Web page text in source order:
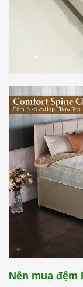
Nên mua đệm